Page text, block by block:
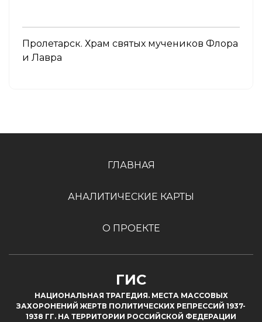
Пролетарск. Храм святых мучеников Флора
и Лавра
ГЛАВНАЯ
АНАЛИТИЧЕСКИЕ КАРТЫ
О ПРОЕКТЕ
ГИС
НАЦИОНАЛЬНАЯ ТРАГЕДИЯ. МЕСТА МАССОВЫХ
ЗАХОРОНЕНИЙ ЖЕРТВ ПОЛИТИЧЕСКИХ РЕПРЕССИЙ 1937-
1938 ГГ. НА ТЕРРИТОРИИ РОССИЙСКОЙ ФЕДЕРАЦИИ